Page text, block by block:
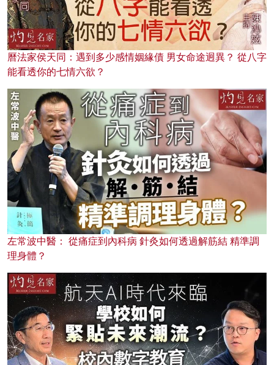
曆法家侯天同：遇到多少感情姻緣債 男女命途迥異？ 從八字
能看透你的七情六欲？
左常波中醫： 從痛症到內科病 針灸如何透過解筋結 精準調
理身體？